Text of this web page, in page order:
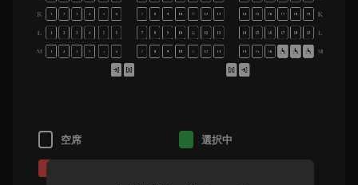
K
L
M
K
L
M
1 2 3 4 5 6 7 8 9 10 11 12 13 14 15 16 17 18 19
2 3 4 5 6 7 8 9 10 12 13 14 15 16 17 18 19
1 2 3 4 5 6 7 8 9 10 11 12 13 14 15 16
空席 選択中